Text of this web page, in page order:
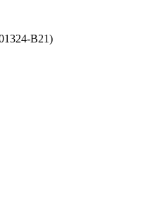
B21)